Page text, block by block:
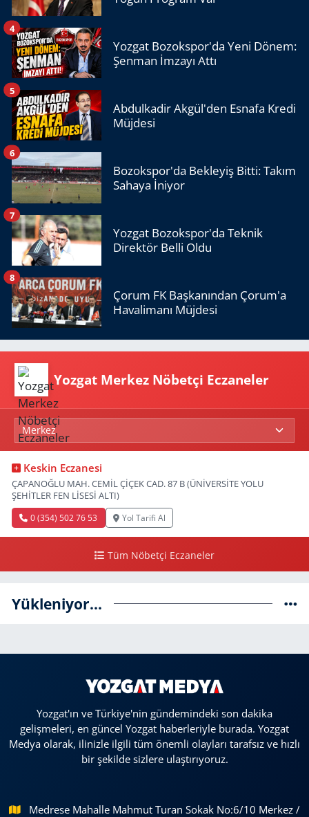
Yozgat Bozokspor'da Yeni Dönem:
Şenman İmzayı Attı
4
Abdulkadir Akgül'den Esnafa Kredi
Müjdesi
5
Bozokspor'da Bekleyiş Bitti: Takım
Sahaya İniyor
6
Yozgat Bozokspor'da Teknik
Direktör Belli Oldu
7
Çorum FK Başkanından Çorum'a
Havalimanı Müjdesi
8
Yozgat Merkez Nöbetçi Eczaneler
Keskin Eczanesi
ÇAPANOĞLU MAH. CEMİL ÇİÇEK CAD. 87 B (ÜNİVERSİTE YOLU
ŞEHİTLER FEN LİSESİ ALTI)
0 (354) 502 76 53 Yol Tarifi Al
Tüm Nöbetçi Eczaneler
Yükleniyor...
Yozgat'ın ve Türkiye'nin gündemindeki son dakika
gelişmeleri, en güncel Yozgat haberleriyle burada. Yozgat
Medya olarak, ilinizle ilgili tüm önemli olayları tarafsız ve hızlı
bir şekilde sizlere ulaştırıyoruz.
Medrese Mahalle Mahmut Turan Sokak No:6/10 Merkez /